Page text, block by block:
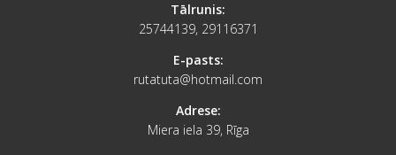
Tālrunis:
25744139, 29116371
E-pasts:
rutatuta@hotmail.com
Adrese:
Miera iela 39, Rīga